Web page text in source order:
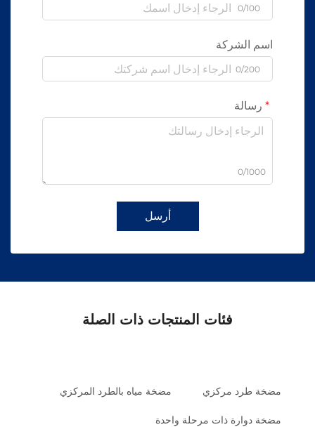
0/100
اسم الشركة
0/200
رسالة
0/1000
أرسل
فئات المنتجات ذات الصلة
مضخة طرد مركزي مضخة مياه بالطرد المركزي
مضخة دوارة ذات مرحلة واحدة